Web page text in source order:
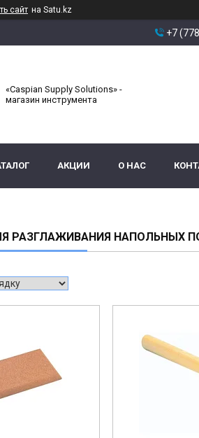
сайт на Satu.kz
+7
«Caspian Supply Solutions» -
магазин инструмента
АКЦИИ О НАС
РАЗГЛАЖИВАНИЯ НАПОЛЬНЫХ